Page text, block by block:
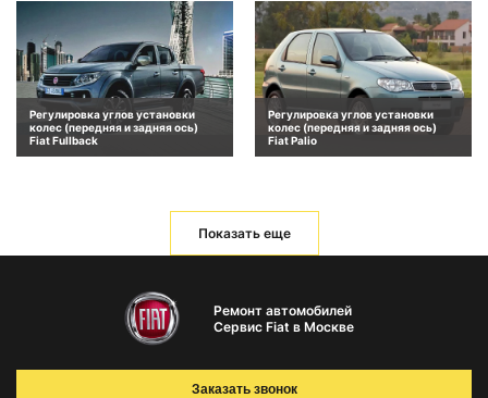
Регулировка углов установки
колес (передняя и задняя ось)
Fiat Fullback
Регулировка углов установки
колес (передняя и задняя ось)
Fiat Palio
Показать еще
Ремонт автомобилей
Сервис Fiat в Москве
Заказать звонок